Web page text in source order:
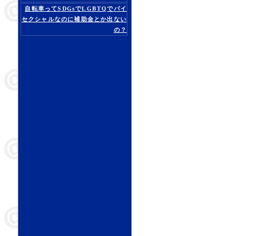
自転車ってSDGsでLGBTQでバイ
セクシャルなのに補助金とか出ない
の？